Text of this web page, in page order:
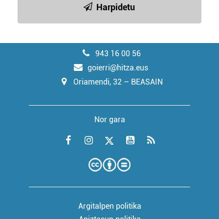
Harpidetu
943 16 00 56
goierri@hitza.eus
Oriamendi, 32 – BEASAIN
Nor gara
Argitalpen politika